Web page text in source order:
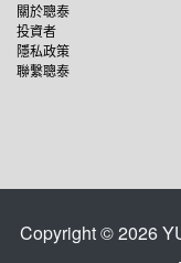
關於聰泰
投資者
隱私政策
聯繫聰泰
Copyright © 2026